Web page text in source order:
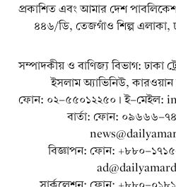
প্রকাশিত এবং আমার দেশ
৪৪৬/ডি, তেজগাঁও শিল্প এলাকা,
সম্পাদকীয় ও বাণিজ্য বিভাগ: ঢাকা
ইসলাম অ্যাভিনিউ,
ফোন: ০২-৫৫০১২২৫০। ই-মেইল:
বার্তা: ফোন: ০৯৬৬৬-
বিজ্ঞাপন: ফোন: +৮৮০-